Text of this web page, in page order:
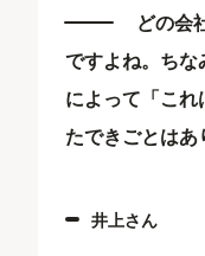
どの会
ですよね。ち
によって「こ
たできごとはあ
井上さん